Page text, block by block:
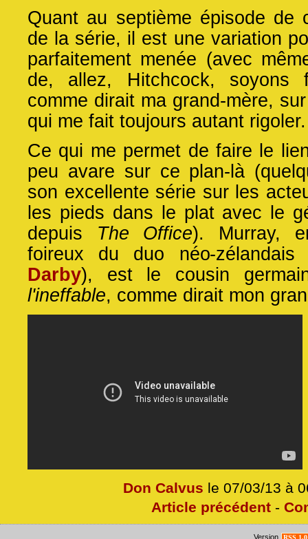
Quant au septième épisode de
de la série, il est une variation
parfaitement menée (avec
de, allez, Hitchcock, soyons
comme dirait ma grand-mère,
qui me fait toujours autant rigoler.
Ce qui me permet de faire le
peu avare sur ce plan-là
son excellente série sur les
les pieds dans le plat avec le
depuis The Office). Murray,
foireux du duo néo-zélandais
Darby), est le cousin
l'ineffable, comme dirait mon
Don Calvus le 07/03/13 à
Article précédent -
Version RSS